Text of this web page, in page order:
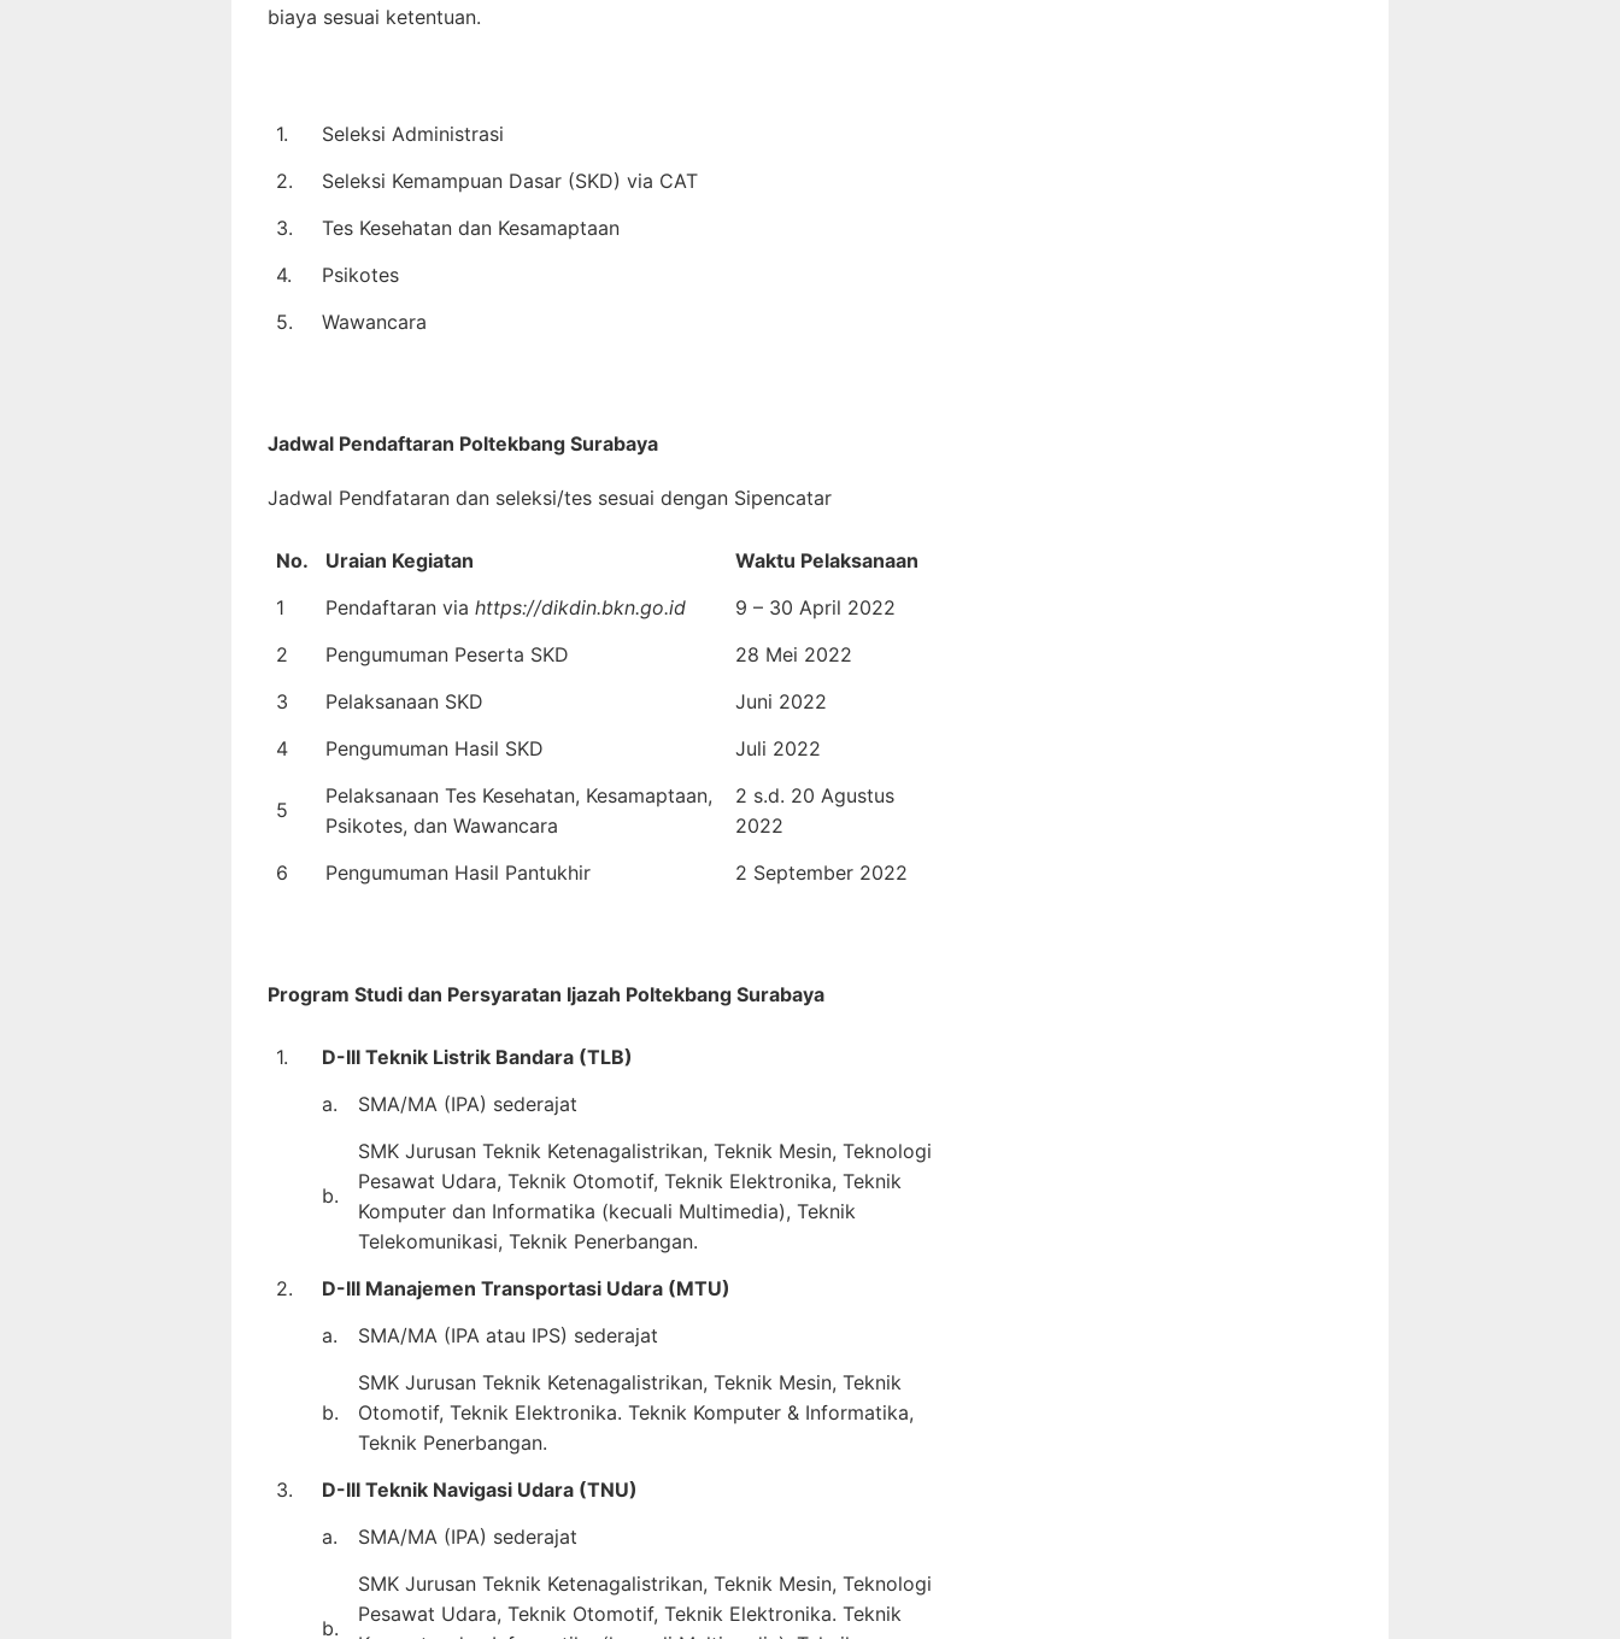
biaya sesuai ketentuan.
1.
Seleksi Administrasi
2.
Seleksi Kemampuan Dasar (SKD) via CAT
3.
Tes Kesehatan dan Kesamaptaan
4.
Psikotes
5.
Wawancara
Jadwal Pendaftaran Poltekbang Surabaya
Jadwal Pendfataran dan seleksi/tes sesuai dengan Sipencatar
No. Uraian Kegiatan
Waktu Pelaksanaan
1
Pendaftaran via https://dikdin.bkn.go.id
9 – 30 April 2022
2
Pengumuman Peserta SKD
28 Mei 2022
3
Pelaksanaan SKD
Juni 2022
4
Pengumuman Hasil SKD Juli 2022
5
Pelaksanaan Tes Kesehatan, Kesamaptaan,
Psikotes, dan Wawancara
2 s.d. 20 Agustus
2022
6
Pengumuman Hasil Pantukhir 2 September 2022
Program Studi dan Persyaratan Ijazah Poltekbang Surabaya
1.
D-III Teknik Listrik Bandara (TLB)
a.
SMA/MA (IPA) sederajat
b.
SMK Jurusan Teknik Ketenagalistrikan, Teknik Mesin, Teknologi
Pesawat Udara, Teknik Otomotif, Teknik Elektronika, Teknik
Komputer dan Informatika (kecuali Multimedia), Teknik
Telekomunikasi, Teknik Penerbangan.
2.
D-III Manajemen Transportasi Udara (MTU)
a.
SMA/MA (IPA atau IPS) sederajat
b.
SMK Jurusan Teknik Ketenagalistrikan, Teknik Mesin, Teknik
Otomotif, Teknik Elektronika. Teknik Komputer & Informatika,
Teknik Penerbangan.
3.
D-III Teknik Navigasi Udara (TNU)
a.
SMA/MA (IPA) sederajat
b.
SMK Jurusan Teknik Ketenagalistrikan, Teknik Mesin, Teknologi
Pesawat Udara, Teknik Otomotif, Teknik Elektronika. Teknik